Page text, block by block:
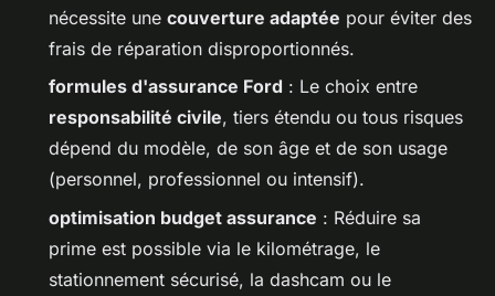
nécessite une couverture adaptée pour éviter des
frais de réparation disproportionnés.
formules d'assurance Ford : Le choix entre
responsabilité civile, tiers étendu ou tous risques
dépend du modèle, de son âge et de son usage
(personnel, professionnel ou intensif).
optimisation budget assurance : Réduire sa
prime est possible via le kilométrage, le
stationnement sécurisé, la dashcam ou le